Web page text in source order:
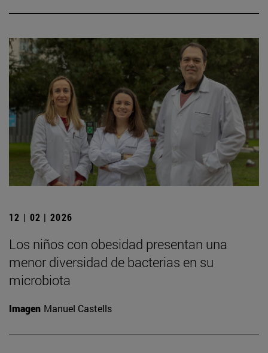
12 | 02 | 2026
Los niños con obesidad presentan una
menor diversidad de bacterias en su
microbiota
Imagen Manuel Castells